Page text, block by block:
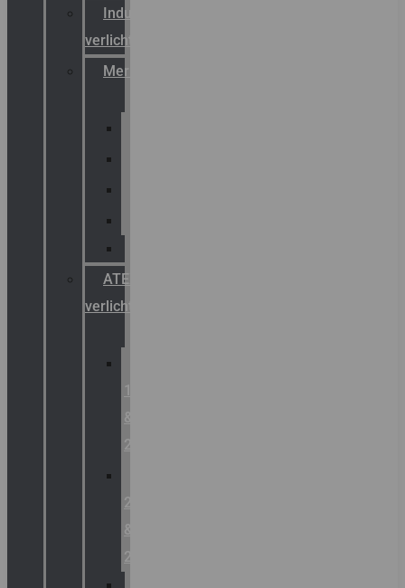
Industriële
verlichting
Merken
ATEX
verlichting
1
&
2
21
&
22